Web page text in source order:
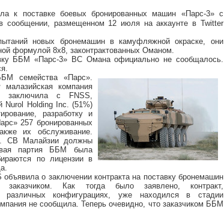
к поставке боевых бронированных машин «Парс-3» с
размещенном 12 июля на аккаунте в Twitter
новых бронемашин в камуфляжной окраске, они
формулой 8х8, законтрактованных Оманом.
ББМ «Парс-3» ВС Омана официально не сообщалось.
семейства «Парс».
компания
заключила с FNSS,
Nurol Holding Inc. (51%)
разработку и
257 бронированных
их обслуживание.
СВ Малайзии должны
партия ББМ была
по лицензии в
о заключении контракта на поставку бронемашин
Как тогда было заявлено, контракт,
конфигурациях, уже находился в стадии
не сообщила. Теперь очевидно, что заказчиком ББМ